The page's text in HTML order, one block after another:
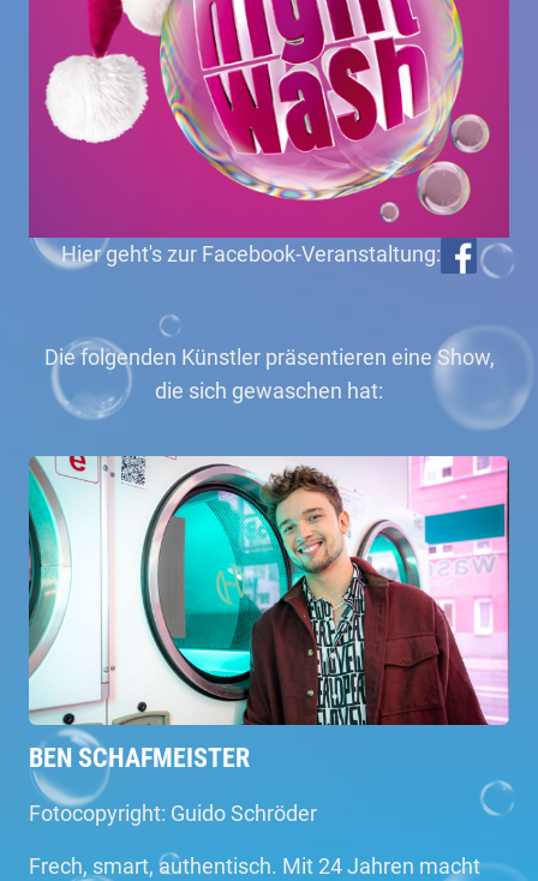
Hier geht's zur Facebook-Veranstaltung:
Die folgenden Künstler präsentieren eine Show,
die sich gewaschen hat:
BEN SCHAFMEISTER
Fotocopyright: Guido Schröder
Frech, smart, authentisch. Mit 24 Jahren macht